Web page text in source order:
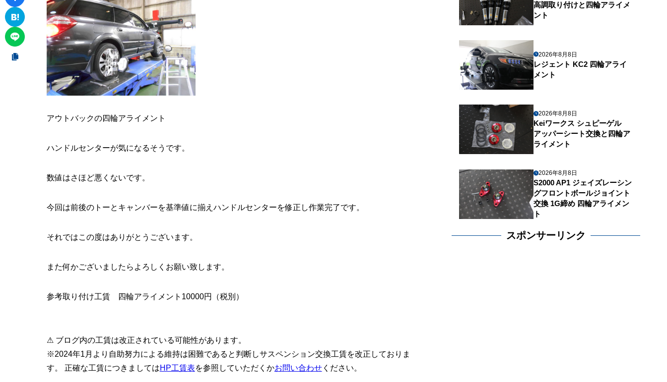
アウトバックの四輪アライメント
ハンドルセンターが気になるそうです。
数値はさほど悪くないです。
今回は前後のトーとキャンバーを基準値に揃えハンドルセンターを修正し作業完了です。
それではこの度はありがとうございます。
また何かございましたらよろしくお願い致します。
参考取り付け工賃 四輪アライメント10000円（税別）
⚠ ブログ内の工賃は改正されている可能性があります。
※2024年1月より自助努力による維持は困難であると判断しサスペンション交換工賃を改正しておりま
す。 正確な工賃につきましてはHP工賃表を参照していただくかお問い合わせください。
高調取り付けと四輪アライメ
ント
2026年8月8日
レジェント KC2 四輪アライ
メント
2026年8月8日
Keiワークス シュピーゲル
アッパーシート交換と四輪ア
ライメント
2026年8月8日
S2000 AP1 ジェイズレーシン
グフロントボールジョイント
交換 1G締め 四輪アライメン
ト
スポンサーリンク